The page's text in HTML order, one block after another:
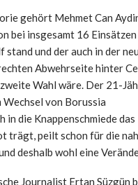
gehört Mehmet Can
bei insgesamt 16
und der auch in der
Abwehrseite hinter
Wahl wäre. Der 21-
Wechsel von Borussia
in die Knappenschmiede das
trägt, peilt schon für die
deshalb wohl eine
Journalist Ertan Süzgün